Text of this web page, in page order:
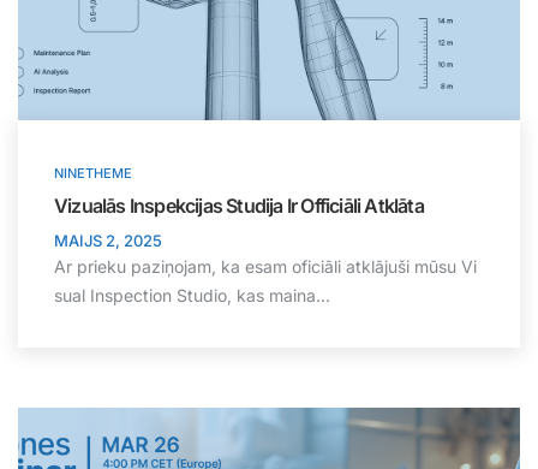
NINETHEME
Vizualās Inspekcijas Studija Ir Officiāli Atklāta
MAIJS 2, 2025
Ar prieku paziņojam, ka esam oficiāli atklājuši mūsu Vi
sual Inspection Studio, kas maina...